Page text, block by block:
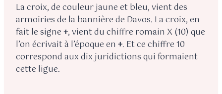
La croix, de couleur jaune et bleu, vient des
armoiries de la bannière de Davos. La croix, en
fait le signe+, vient du chiffre romain X (10) que
l’on écrivait à l’époque en +. Et ce chiffre 10
correspond aux dix juridictions qui formaient
cette ligue.